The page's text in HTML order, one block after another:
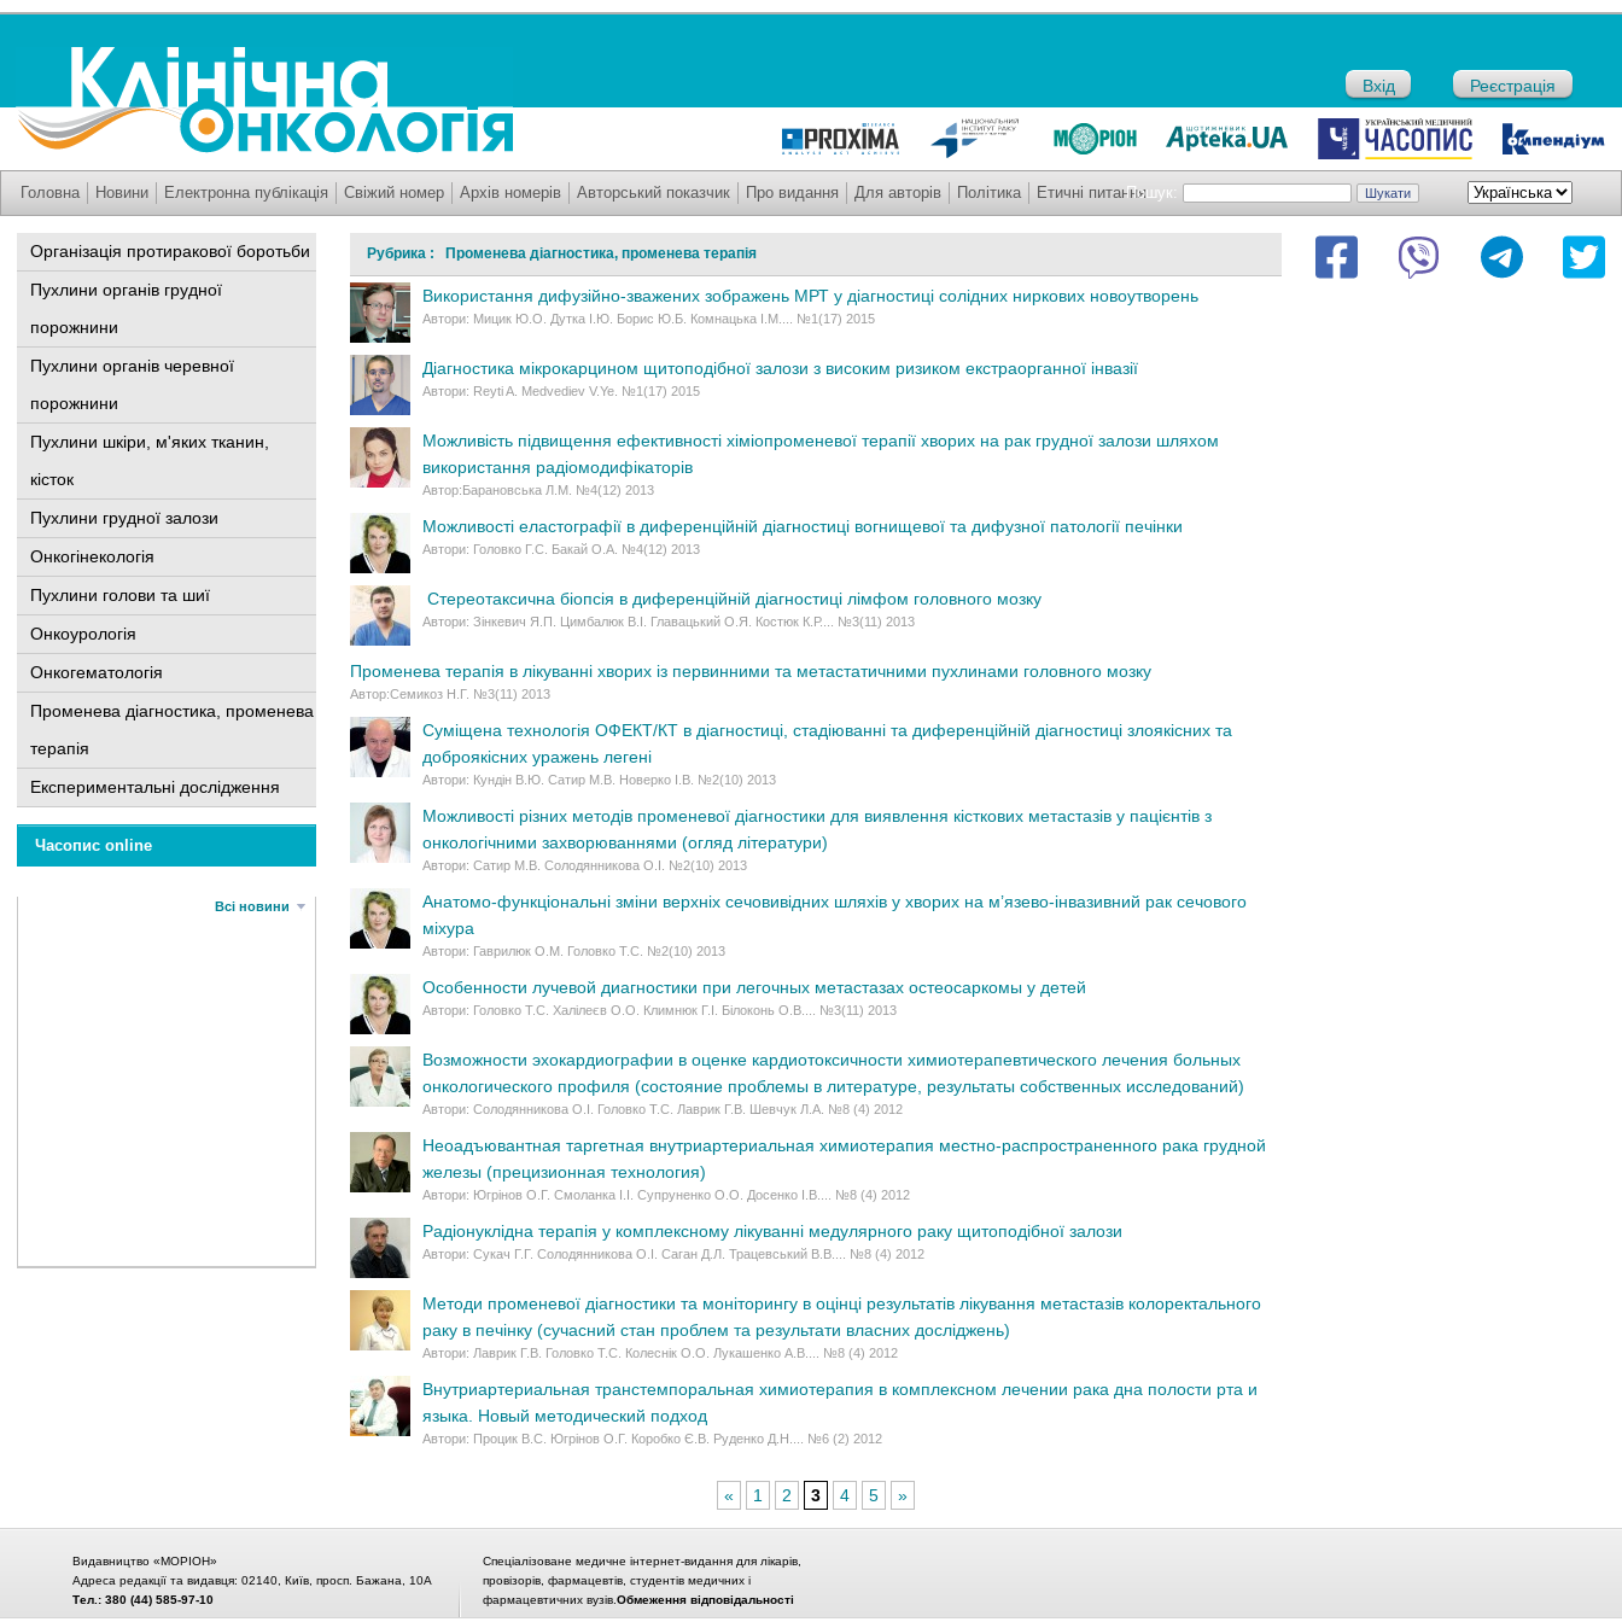
Вхід Реєстрація
Пошук:
Головна Новини Електронна публікація Свіжий номер Архів номерів Авторський показчик Про видання Для авторів Політика Етичні питання
Організація протиракової боротьби
Пухлини органів грудної
порожнини
Пухлини органів черевної
порожнини
Пухлини шкіри, м'яких тканин,
кісток
Пухлини грудної залози
Онкогінекологія
Пухлини голови та шиї
Онкоурологія
Онкогематологія
Променева діагностика, променева
терапія
Експериментальні дослідження
Часопис online
Всі новини
Рубрика : Променева діагностика, променева терапія
Використання дифузійно-зважених зображень МРТ у діагностиці солідних ниркових новоутворень
Автори: Мицик Ю.О. Дутка І.Ю. Борис Ю.Б. Комнацька І.М.... №1(17) 2015
Діагностика мікрокарцином щитоподібної залози з високим ризиком екстраорганної інвазії
Автори: Reyti A. Medvediev V.Ye. №1(17) 2015
Можливість підвищення ефективності хіміопроменевої терапії хворих на рак грудної залози шляхом
використання радіомодифікаторів
Автор:Барановська Л.М. №4(12) 2013
Можливості еластографії в диференційній діагностиці вогнищевої та дифузної патології печінки
Автори: Головко Г.С. Бакай О.А. №4(12) 2013
Стереотаксична біопсія в диференційній діагностиці лімфом головного мозку
Автори: Зінкевич Я.П. Цимбалюк В.І. Главацький О.Я. Костюк К.Р.... №3(11) 2013
Променева терапія в лікуванні хворих із первинними та метастатичними пухлинами головного мозку
Автор:Семикоз Н.Г. №3(11) 2013
Суміщена технологія ОФЕКТ/КТ в діагностиці, стадіюванні та диференційній діагностиці злоякісних та
доброякісних уражень легені
Автори: Кундін В.Ю. Сатир М.В. Новерко І.В. №2(10) 2013
Можливості різних методів променевої діагностики для виявлення кісткових метастазів у пацієнтів з
онкологічними захворюваннями (огляд літератури)
Автори: Сатир М.В. Солодянникова О.І. №2(10) 2013
Анатомо-функціональні зміни верхніх сечовивідних шляхів у хворих на м’язево-інвазивний рак сечового
міхура
Автори: Гаврилюк О.М. Головко Т.С. №2(10) 2013
Особенности лучевой диагностики при легочных метастазах остеосаркомы у детей
Автори: Головко Т.С. Халілеєв О.О. Климнюк Г.І. Білоконь О.В.... №3(11) 2013
Возможности эхокардиографии в оценке кардиотоксичности химиотерапевтического лечения больных
онкологического профиля (состояние проблемы в литературе, результаты собственных исследований)
Автори: Солодянникова О.І. Головко Т.С. Лаврик Г.В. Шевчук Л.А. №8 (4) 2012
Неоадъювантная таргетная внутриартериальная химиотерапия местно-распространенного рака грудной
железы (прецизионная технология)
Автори: Югрінов О.Г. Смоланка І.І. Супруненко О.О. Досенко І.В.... №8 (4) 2012
Радіонуклідна терапія у комплексному лікуванні медулярного раку щитоподібної залози
Автори: Сукач Г.Г. Солодянникова О.І. Саган Д.Л. Трацевський В.В.... №8 (4) 2012
Методи променевої діагностики та моніторингу в оцінці результатів лікування метастазів колоректального
раку в печінку (сучасний стан проблем та результати власних досліджень)
Автори: Лаврик Г.В. Головко Т.С. Колеснік О.О. Лукашенко А.В.... №8 (4) 2012
Внутриартериальная транстемпоральная химиотерапия в комплексном лечении рака дна полости рта и
языка. Новый методический подход
Автори: Процик В.С. Югрінов О.Г. Коробко Є.В. Руденко Д.Н.... №6 (2) 2012
« 1 2 3 4 5 »
Видавництво «МОРІОН»
Адреса редакції та видавця: 02140, Київ, просп. Бажана, 10А
Тел.: 380 (44) 585-97-10
Спеціалізоване медичне інтернет-видання для лікарів,
провізорів, фармацевтів, студентів медичних і
фармацевтичних вузів. Обмеження відповідальності